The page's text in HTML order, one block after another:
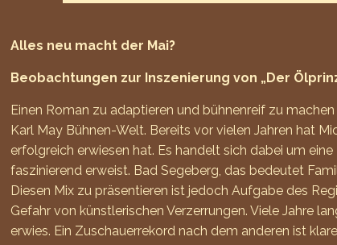
Alles neu macht der Mai?
Beobachtungen zur Inszenierung von „Der
Einen Roman zu adaptieren und bühnenreif zu
Karl May Bühnen-Welt. Bereits vor vielen Jahren hat
erfolgreich erwiesen hat. Es handelt sich dabei um
faszinierend erweist. Bad Segeberg, das bedeutet
Diesen Mix zu präsentieren ist jedoch Aufgabe des
Gefahr von künstlerischen Verzerrungen. Viele Jahre
erwies. Ein Zuschauerrekord nach dem anderen ist